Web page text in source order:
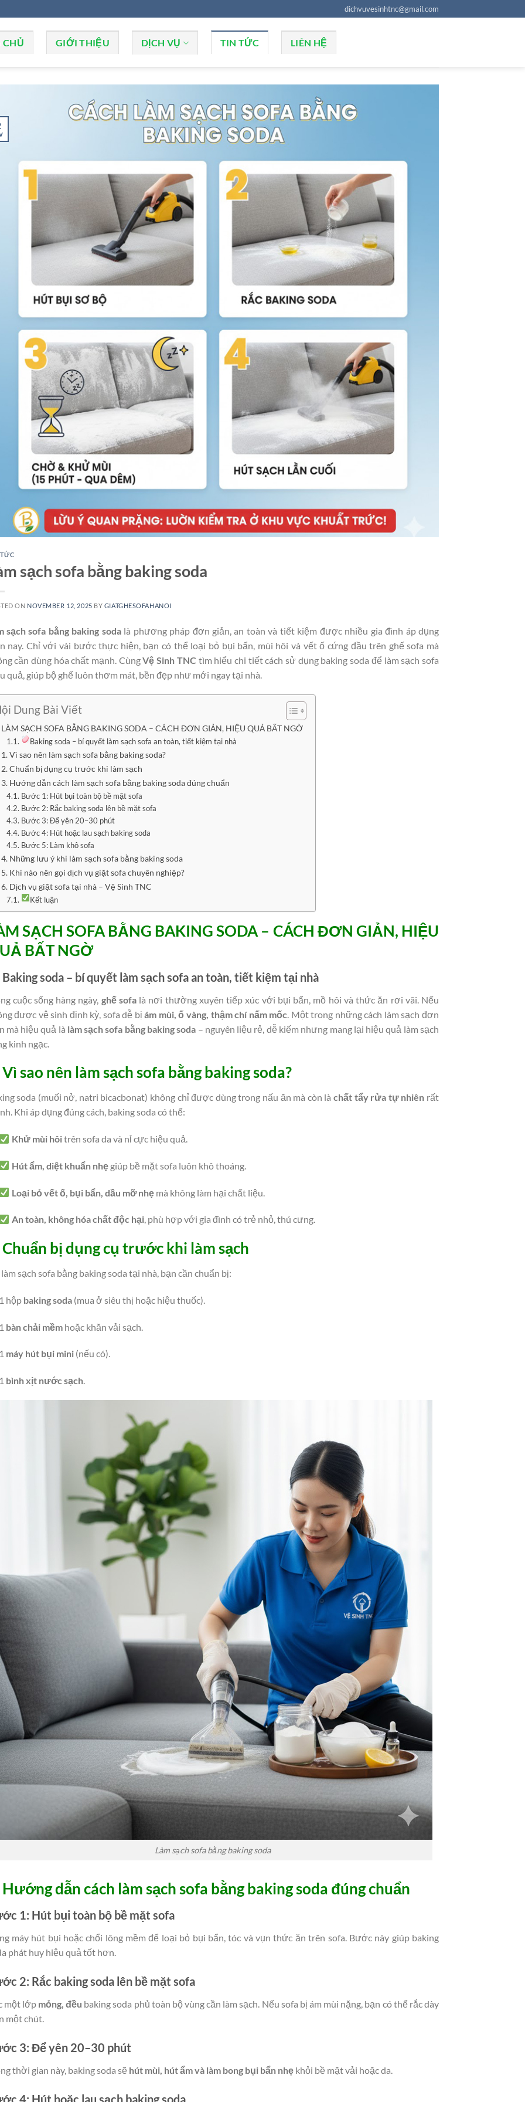
dichvuvesinhtnc@gmail.com
CHỦ GIỚI THIỆU DỊCH VỤ TIN TỨC LIÊN HỆ
sạch sofa bằng baking soda
ON NOVEMBER 12, 2025 BY GIATGHESOFAHANOI
sạch sofa bằng baking sodalà phương pháp đơn giản, an toàn và tiết kiệm được nhiều gia đình áp dụng
nay. Chỉ với vài bước thực hiện, bạn có thể loại bỏ bụi bẩn, mùi hôi và vết ố cứng đầu trên ghế sofa mà
cần dùng hóa chất mạnh. CùngVệ Sinh TNC tìm hiểu chi tiết cách sử dụng baking soda để làm sạch sofa
quả, giúp bộ ghế luôn thơm mát, bền đẹp như mới ngay tại nhà.
Dung Bài Viết
LÀM SẠCH SOFA BẰNG BAKING SODA – CÁCH ĐƠN GIẢN, HIỆU QUẢ BẤT NGỜ
Baking soda – bí quyết làm sạch sofa an toàn, tiết kiệm tại nhà
1. Vì sao nên làm sạch sofa bằng baking soda?
2. Chuẩn bị dụng cụ trước khi làm sạch
3. Hướng dẫn cách làm sạch sofa bằng baking soda đúng chuẩn
Bước 1: Hút bụi toàn bộ bề mặt sofa
Bước 2: Rắc baking soda lên bề mặt sofa
Bước 3: Để yên 20–30 phút
Bước 4: Hút hoặc lau sạch baking soda
Bước 5: Làm khô sofa
4. Những lưu ý khi làm sạch sofa bằng baking soda
5. Khi nào nên gọi dịch vụ giặt sofa chuyên nghiệp?
6. Dịch vụ giặt sofa tại nhà – Vệ Sinh TNC
Kết luận
SẠCH SOFA BẰNG BAKING SODA – CÁCH ĐƠN GIẢN, HIỆU
BẤT NGỜ
Baking soda – bí quyết làm sạch sofa an toàn, tiết kiệm tại nhà
cuộc sống hàng ngày, ghế sofalà nơi thường xuyên tiếp xúc với bụi bẩn, mồ hôi và thức ăn rơi vãi. Nếu
được vệ sinh định kỳ, sofa dễ bịám mùi, ố vàng, thậm chí nấm mốc . Một trong những cách làm sạch đơn
mà hiệu quả là làm sạch sofa bằng baking soda – nguyên liệu rẻ, dễ kiếm nhưng mang lại hiệu quả làm sạch
kinh ngạc.
Vì sao nên làm sạch sofa bằng baking soda?
soda (muối nở, natri bicacbonat) không chỉ được dùng trong nấu ăn mà còn làchất tẩy rửa tự nhiên rất
Khi áp dụng đúng cách, baking soda có thể:
Khử mùi hôitrên sofa da và nỉ cực hiệu quả.
Hút ẩm, diệt khuẩn nhẹgiúp bề mặt sofa luôn khô thoáng.
Loại bỏ vết ố, bụi bẩn, dầu mỡ nhẹmà không làm hại chất liệu.
An toàn, không hóa chất độc hại, phù hợp với gia đình có trẻ nhỏ, thú cưng.
Chuẩn bị dụng cụ trước khi làm sạch
sạch sofa bằng baking soda tại nhà, bạn cần chuẩn bị:
1 hộp baking soda (mua ở siêu thị hoặc hiệu thuốc).
1 bàn chải mềm hoặc khăn vải sạch.
1 máy hút bụi mini (nếu có).
1 bình xịt nước sạch.
Làm sạch sofa bằng baking soda
Hướng dẫn cách làm sạch sofa bằng baking soda đúng chuẩn
1: Hút bụi toàn bộ bề mặt sofa
máy hút bụi hoặc chổi lông mềm để loại bỏ bụi bẩn, tóc và vụn thức ăn trên sofa. Bước này giúp baking
phát huy hiệu quả tốt hơn.
2: Rắc baking soda lên bề mặt sofa
một lớp mỏng, đều baking soda phủ toàn bộ vùng cần làm sạch. Nếu sofa bị ám mùi nặng, bạn có thể rắc dày
một chút.
3: Để yên 20–30 phút
thời gian này, baking soda sẽ hút mùi, hút ẩm và làm bong bụi bẩn nhẹkhỏi bề mặt vải hoặc da.
4: Hút hoặc lau sạch baking soda